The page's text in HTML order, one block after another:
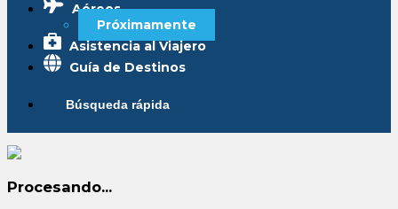
Aéreos
Próximamente
Asistencia al Viajero
Guía de Destinos
Búsqueda rápida
Procesando...